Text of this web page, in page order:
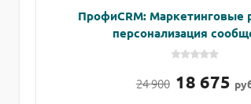
ПрофиCRM: Маркетинговые
персонализация
24 900 18 675